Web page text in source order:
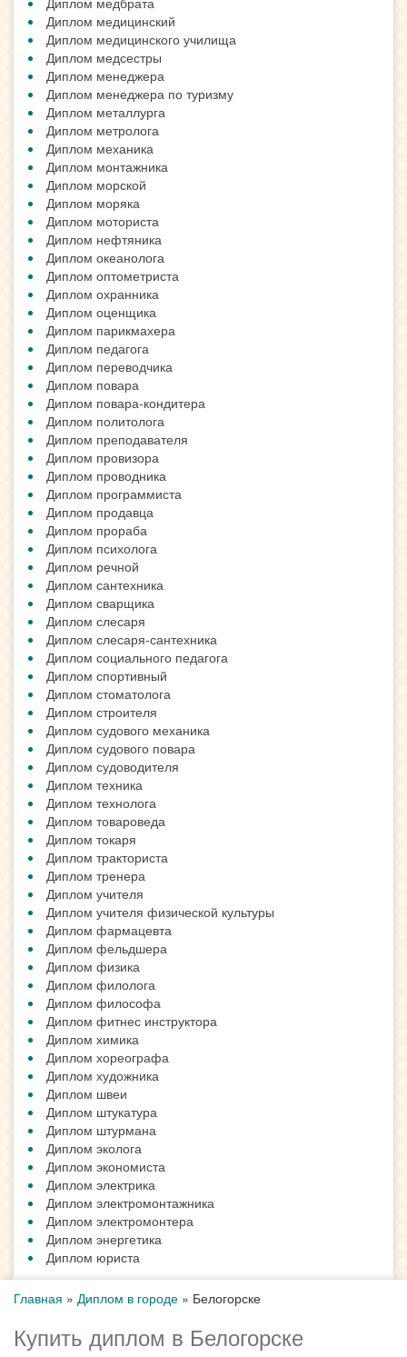
Диплом медицинский
Диплом медицинского училища
Диплом медсестры
Диплом менеджера
Диплом менеджера по туризму
Диплом металлурга
Диплом метролога
Диплом механика
Диплом монтажника
Диплом морской
Диплом моряка
Диплом моториста
Диплом нефтяника
Диплом океанолога
Диплом оптометриста
Диплом охранника
Диплом оценщика
Диплом парикмахера
Диплом педагога
Диплом переводчика
Диплом повара
Диплом повара-кондитера
Диплом политолога
Диплом преподавателя
Диплом провизора
Диплом проводника
Диплом программиста
Диплом продавца
Диплом прораба
Диплом психолога
Диплом речной
Диплом сантехника
Диплом сварщика
Диплом слесаря
Диплом слесаря-сантехника
Диплом социального педагога
Диплом спортивный
Диплом стоматолога
Диплом строителя
Диплом судового механика
Диплом судового повара
Диплом судоводителя
Диплом техника
Диплом технолога
Диплом товароведа
Диплом токаря
Диплом тракториста
Диплом тренера
Диплом учителя
Диплом учителя физической культуры
Диплом фармацевта
Диплом фельдшера
Диплом физика
Диплом филолога
Диплом философа
Диплом фитнес инструктора
Диплом химика
Диплом хореографа
Диплом художника
Диплом швеи
Диплом штукатура
Диплом штурмана
Диплом эколога
Диплом экономиста
Диплом электрика
Диплом электромонтажника
Диплом электромонтера
Диплом энергетика
Диплом юриста
Главная » Диплом в городе » Белогорске
Купить диплом в Белогорске